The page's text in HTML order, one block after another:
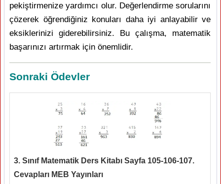
pekiştirmenize yardımcı olur. Değerlendirme sorularını
çözerek öğrendiğiniz konuları daha iyi anlayabilir ve
eksiklerinizi giderebilirsiniz. Bu çalışma, matematik
başarınızı artırmak için önemlidir.
Sonraki Ödevler
3. Sınıf Matematik Ders Kitabı Sayfa 105-106-107.
Cevapları MEB Yayınları